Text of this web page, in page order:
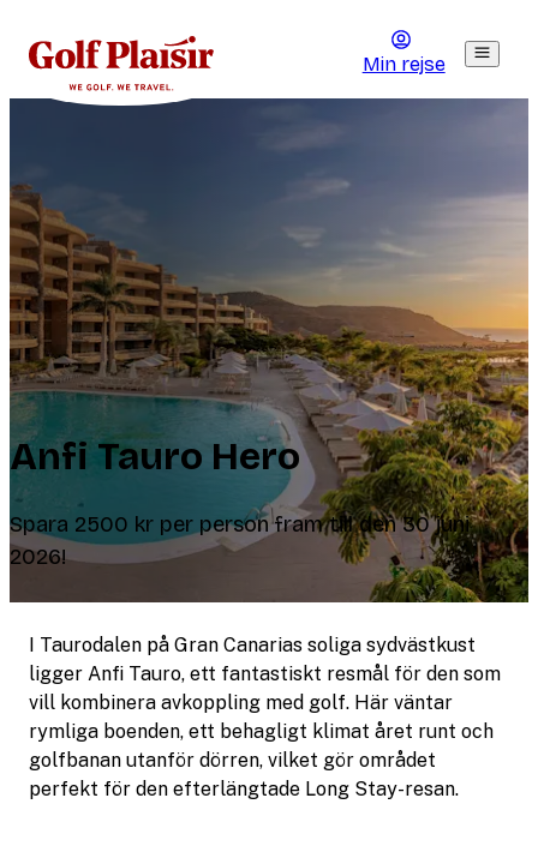
Min rejse
Anfi Tauro Hero
Spara 2500 kr per person fram till den 30 juni
2026!
I Taurodalen på Gran Canarias soliga sydvästkust
ligger Anfi Tauro, ett fantastiskt resmål för den som
vill kombinera avkoppling med golf. Här väntar
rymliga boenden, ett behagligt klimat året runt och
golfbanan utanför dörren, vilket gör området
perfekt för den efterlängtade Long Stay-resan.